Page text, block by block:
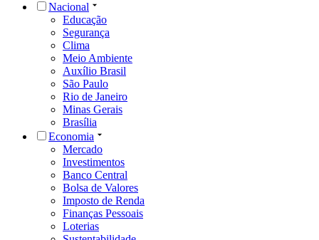
Nacional
Educação
Segurança
Clima
Meio Ambiente
Auxílio Brasil
São Paulo
Rio de Janeiro
Minas Gerais
Brasília
Economia
Mercado
Investimentos
Banco Central
Bolsa de Valores
Imposto de Renda
Finanças Pessoais
Loterias